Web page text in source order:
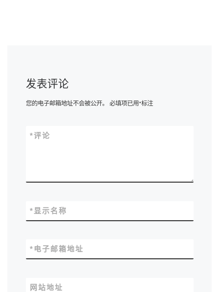
发表评论
您的电子邮箱地址不会被公开。 必填项已用*标注
评论
*
显示名称
*
电子邮箱地址
*
网站地址